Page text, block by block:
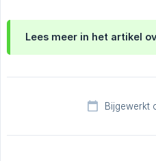
Lees meer in het artikel
Bijgewerkt